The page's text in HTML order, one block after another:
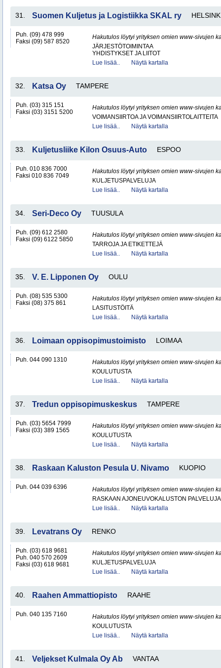
31. Suomen Kuljetus ja Logistiikka SKAL ry
Puh. (09) 478 999
Faksi (09) 587 8520
Hakutulos löytyi yrityksen omien www-sivujen
JÄRJESTÖTOIMINTAA
YHDISTYKSET JA LIITOT
Lue lisää..
Näytä kartalla
32. Katsa Oy TAMPERE
Puh. (03) 315 151
Faksi (03) 3151 5200
Hakutulos löytyi yrityksen omien www-sivujen
VOIMANSIIRTOA JA VOIMANSIIRTOLAITTEITA
Lue lisää..
Näytä kartalla
33. Kuljetusliike Kilon Osuus-Auto ESPOO
Puh. 010 836 7000
Faksi 010 836 7049
Hakutulos löytyi yrityksen omien www-sivujen
KULJETUSPALVELUJA
Lue lisää..
Näytä kartalla
34. Seri-Deco Oy TUUSULA
Puh. (09) 612 2580
Faksi (09) 6122 5850
Hakutulos löytyi yrityksen omien www-sivujen
TARROJA JA ETIKETTEJÄ
Lue lisää..
Näytä kartalla
35. V. E. Lipponen Oy OULU
Puh. (08) 535 5300
Faksi (08) 375 861
Hakutulos löytyi yrityksen omien www-sivujen
LASITUSTÖITÄ
Lue lisää..
Näytä kartalla
36. Loimaan oppisopimustoimisto LOIMAA
Puh. 044 090 1310
Hakutulos löytyi yrityksen omien www-sivujen
KOULUTUSTA
Lue lisää..
Näytä kartalla
37. Tredun oppisopimuskeskus TAMPERE
Puh. (03) 5654 7999
Faksi (03) 389 1565
Hakutulos löytyi yrityksen omien www-sivujen
KOULUTUSTA
Lue lisää..
Näytä kartalla
38. Raskaan Kaluston Pesula U. Nivamo KUOPIO
Puh. 044 039 6396
Hakutulos löytyi yrityksen omien www-sivujen
RASKAAN AJONEUVOKALUSTON
Lue lisää..
Näytä kartalla
39. Levatrans Oy RENKO
Puh. (03) 618 9681
Puh. 040 570 2609
Faksi (03) 618 9681
Hakutulos löytyi yrityksen omien www-sivujen
KULJETUSPALVELUJA
Lue lisää..
Näytä kartalla
40. Raahen Ammattiopisto RAAHE
Puh. 040 135 7160
Hakutulos löytyi yrityksen omien www-sivujen
KOULUTUSTA
Lue lisää..
Näytä kartalla
41. Veljekset Kulmala Oy Ab VANTAA